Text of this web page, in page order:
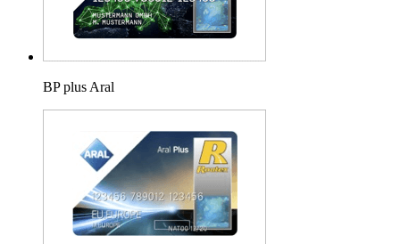
BP plus Aral